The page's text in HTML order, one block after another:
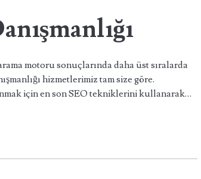
motoru sonuçlarında daha üst sıralarda
hizmetlerimiz tam size göre.
için en son SEO tekniklerini kullanarak…